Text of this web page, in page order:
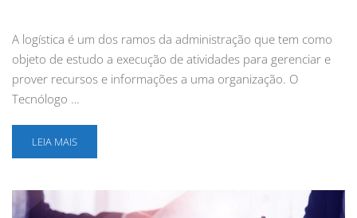
A logística é um dos ramos da administração que tem como
objeto de estudo a execução de atividades para gerenciar e
prover recursos e informações a uma organização. O
Tecnólogo …
LEIA MAIS